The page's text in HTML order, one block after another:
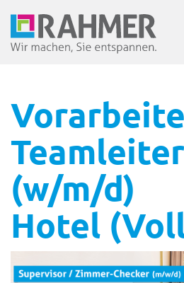
Teamleiter
(w/m/d)
Hotel